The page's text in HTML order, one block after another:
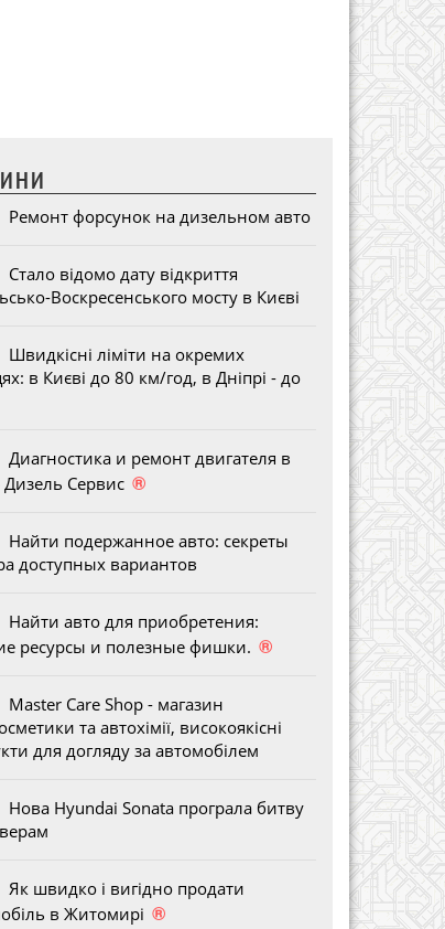
Ремонт форсунок на дизельном авто
Стало відомо дату відкриття
Воскресенського мосту в Києві
Швидкісні ліміти на окремих
в Києві до 80 км/год, в Дніпрі - до
Диагностика и ремонт двигателя в
Дизель Сервис ®
Найти подержанное авто: секреты
доступных вариантов
Найти авто для приобретения:
ресурсы и полезные фишки. ®
Master Care Shop - магазин
та автохімії, високоякісні
для догляду за автомобілем
Нова Hyundai Sonata програла битву
Як швидко і вигідно продати
в Житомирі ®